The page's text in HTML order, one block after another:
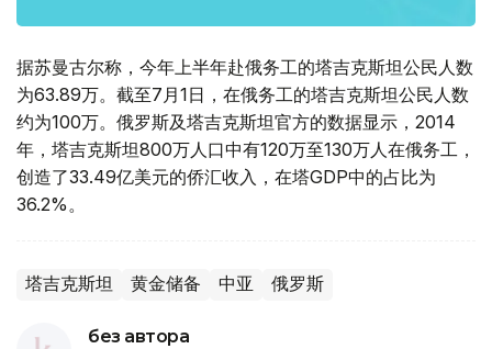
据苏曼古尔称，今年上半年赴俄务工的塔吉克斯坦公民人数
为63.89万。截至7月1日，在俄务工的塔吉克斯坦公民人数
约为100万。俄罗斯及塔吉克斯坦官方的数据显示，2014
年，塔吉克斯坦800万人口中有120万至130万人在俄务工，
创造了33.49亿美元的侨汇收入，在塔GDP中的占比为
36.2%。
塔吉克斯坦 黄金储备 中亚 俄罗斯
без автора